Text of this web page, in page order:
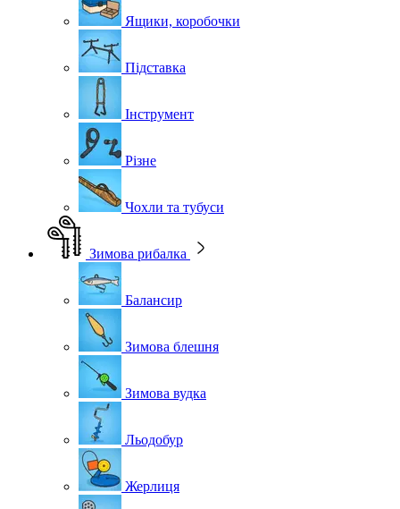
Ящики, коробочки
Підставка
Інструмент
Різне
Чохли та тубуси
Зимова рибалка
Балансир
Зимова блешня
Зимова вудка
Льодобур
Жерлиця